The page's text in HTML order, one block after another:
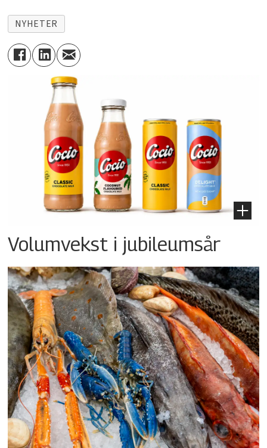
NYHETER
Volumvekst i jubileumsår